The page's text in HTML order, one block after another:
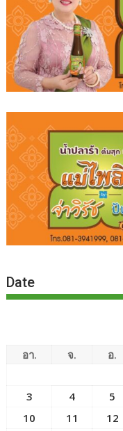
Date
อา. จ. อ.
3
4 5
10
11 12